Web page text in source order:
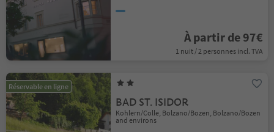
À partir de 97€
1 nuit / 2 personnes incl. TVA
Réservable en ligne
BAD ST. ISIDOR
Kohlern/Colle, Bolzano/Bozen, Bolzano/Bozen
and environs